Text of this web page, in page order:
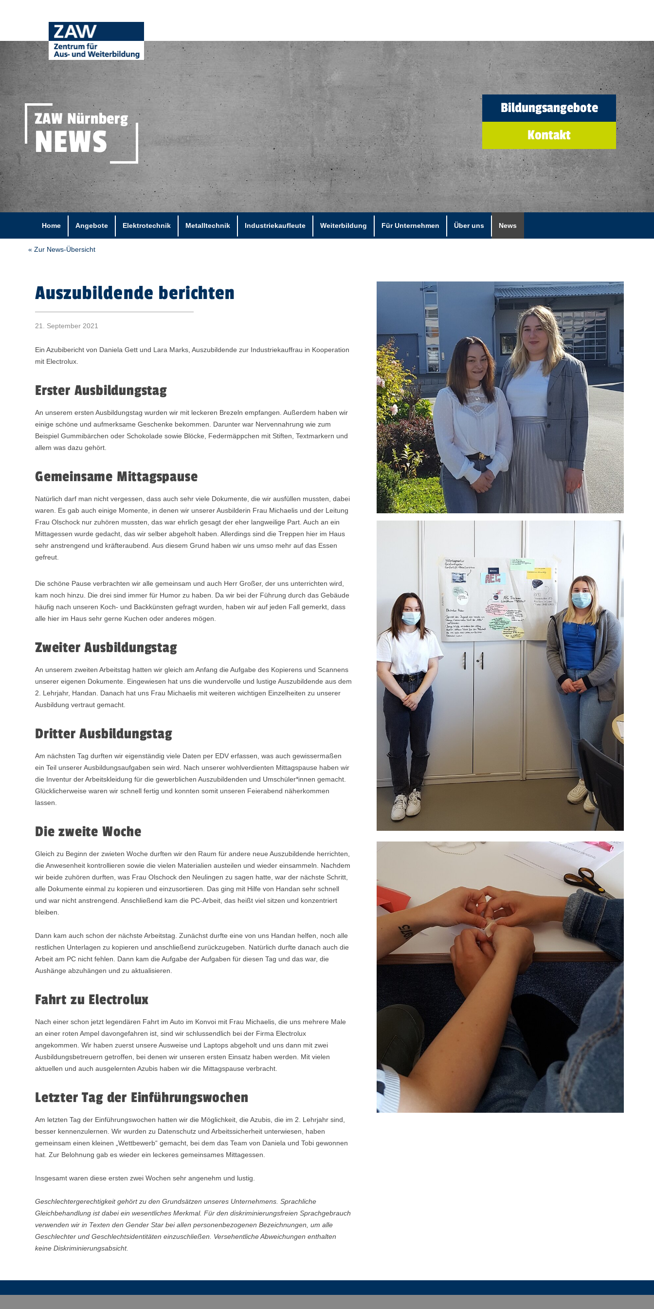
ZAW Nürnberg
NEWS
Bildungsangebote
Kontakt
Home Angebote Elektrotechnik Metalltechnik Industriekaufleute Weiterbildung Für Unternehmen Über uns News
« Zur News-Übersicht
Auszubildende berichten
21. September 2021
Ein Azubibericht von Daniela Gett und Lara Marks, Auszubildende zur Industriekauffrau in Kooperation
mit Electrolux.
Erster Ausbildungstag
An unserem ersten Ausbildungstag wurden wir mit leckeren Brezeln empfangen. Außerdem haben wir
einige schöne und aufmerksame Geschenke bekommen. Darunter war Nervennahrung wie zum
Beispiel Gummibärchen oder Schokolade sowie Blöcke, Federmäppchen mit Stiften, Textmarkern und
allem was dazu gehört.
Gemeinsame Mittagspause
Natürlich darf man nicht vergessen, dass auch sehr viele Dokumente, die wir ausfüllen mussten, dabei
waren. Es gab auch einige Momente, in denen wir unserer Ausbilderin Frau Michaelis und der Leitung
Frau Olschock nur zuhören mussten, das war ehrlich gesagt der eher langweilige Part. Auch an ein
Mittagessen wurde gedacht, das wir selber abgeholt haben. Allerdings sind die Treppen hier im Haus
sehr anstrengend und kräfteraubend. Aus diesem Grund haben wir uns umso mehr auf das Essen
gefreut.
Die schöne Pause verbrachten wir alle gemeinsam und auch Herr Großer, der uns unterrichten wird,
kam noch hinzu. Die drei sind immer für Humor zu haben. Da wir bei der Führung durch das Gebäude
häufig nach unseren Koch- und Backkünsten gefragt wurden, haben wir auf jeden Fall gemerkt, dass
alle hier im Haus sehr gerne Kuchen oder anderes mögen.
Zweiter Ausbildungstag
An unserem zweiten Arbeitstag hatten wir gleich am Anfang die Aufgabe des Kopierens und Scannens
unserer eigenen Dokumente. Eingewiesen hat uns die wundervolle und lustige Auszubildende aus dem
2. Lehrjahr, Handan. Danach hat uns Frau Michaelis mit weiteren wichtigen Einzelheiten zu unserer
Ausbildung vertraut gemacht.
Dritter Ausbildungstag
Am nächsten Tag durften wir eigenständig viele Daten per EDV erfassen, was auch gewissermaßen
ein Teil unserer Ausbildungsaufgaben sein wird. Nach unserer wohlverdienten Mittagspause haben wir
die Inventur der Arbeitskleidung für die gewerblichen Auszubildenden und Umschüler*innen gemacht.
Glücklicherweise waren wir schnell fertig und konnten somit unseren Feierabend näherkommen
lassen.
Die zweite Woche
Gleich zu Beginn der zwieten Woche durften wir den Raum für andere neue Auszubildende herrichten,
die Anwesenheit kontrollieren sowie die vielen Materialien austeilen und wieder einsammeln. Nachdem
wir beide zuhören durften, was Frau Olschock den Neulingen zu sagen hatte, war der nächste Schritt,
alle Dokumente einmal zu kopieren und einzusortieren. Das ging mit Hilfe von Handan sehr schnell
und war nicht anstrengend. Anschließend kam die PC-Arbeit, das heißt viel sitzen und konzentriert
bleiben.
Dann kam auch schon der nächste Arbeitstag. Zunächst durfte eine von uns Handan helfen, noch alle
restlichen Unterlagen zu kopieren und anschließend zurückzugeben. Natürlich durfte danach auch die
Arbeit am PC nicht fehlen. Dann kam die Aufgabe der Aufgaben für diesen Tag und das war, die
Aushänge abzuhängen und zu aktualisieren.
Fahrt zu Electrolux
Nach einer schon jetzt legendären Fahrt im Auto im Konvoi mit Frau Michaelis, die uns mehrere Male
an einer roten Ampel davongefahren ist, sind wir schlussendlich bei der Firma Electrolux
angekommen. Wir haben zuerst unsere Ausweise und Laptops abgeholt und uns dann mit zwei
Ausbildungsbetreuern getroffen, bei denen wir unseren ersten Einsatz haben werden. Mit vielen
aktuellen und auch ausgelernten Azubis haben wir die Mittagspause verbracht.
Letzter Tag der Einführungswochen
Am letzten Tag der Einführungswochen hatten wir die Möglichkeit, die Azubis, die im 2. Lehrjahr sind,
besser kennenzulernen. Wir wurden zu Datenschutz und Arbeitssicherheit unterwiesen, haben
gemeinsam einen kleinen „Wettbewerb“ gemacht, bei dem das Team von Daniela und Tobi gewonnen
hat. Zur Belohnung gab es wieder ein leckeres gemeinsames Mittagessen.
Insgesamt waren diese ersten zwei Wochen sehr angenehm und lustig.
Geschlechtergerechtigkeit gehört zu den Grundsätzen unseres Unternehmens. Sprachliche
Gleichbehandlung ist dabei ein wesentliches Merkmal. Für den diskriminierungsfreien Sprachgebrauch
verwenden wir in Texten den Gender Star bei allen personenbezogenen Bezeichnungen, um alle
Geschlechter und Geschlechtsidentitäten einzuschließen. Versehentliche Abweichungen enthalten
keine Diskriminierungsabsicht.